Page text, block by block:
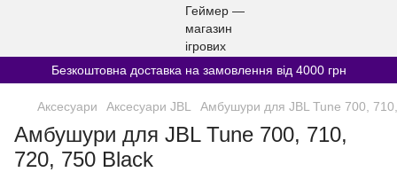
Безкоштовна доставка на замовлення від 4000 грн
Аксесуари Аксесуари JBL Амбушури для JBL Tune 700,
Амбушури для JBL Tune 700, 710,
720, 750 Black